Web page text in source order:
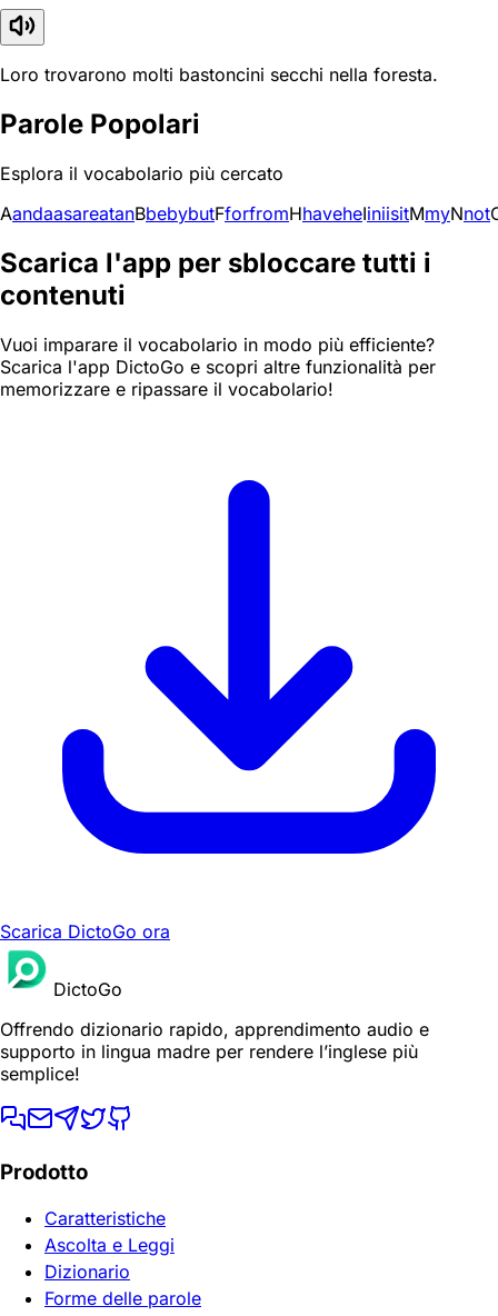
Loro trovarono molti bastoncini secchi nella foresta.
Parole Popolari
Esplora il vocabolario più cercato
AandaasareatanBbebybutFforfromHhaveheIiniisitMmyNnot
Scarica l'app per sbloccare tutti i
contenuti
Vuoi imparare il vocabolario in modo più efficiente?
Scarica l'app DictoGo e scopri altre funzionalità per
memorizzare e ripassare il vocabolario!
Scarica DictoGo ora
DictoGo
Offrendo dizionario rapido, apprendimento audio e
supporto in lingua madre per rendere l’inglese più
semplice!
Prodotto
Caratteristiche
Ascolta e Leggi
Dizionario
Forme delle parole